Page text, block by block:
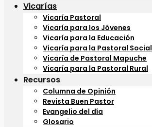
Vicarías
Vicaría Pastoral
Vicaría para los Jóvenes
Vicaría para la Educación
Vicaría para la Pastoral Social
Vicaría de Pastoral Mapuche
Vicaría para la Pastoral Rural
Recursos
Columna de Opinión
Revista Buen Pastor
Evangelio del día
Glosario